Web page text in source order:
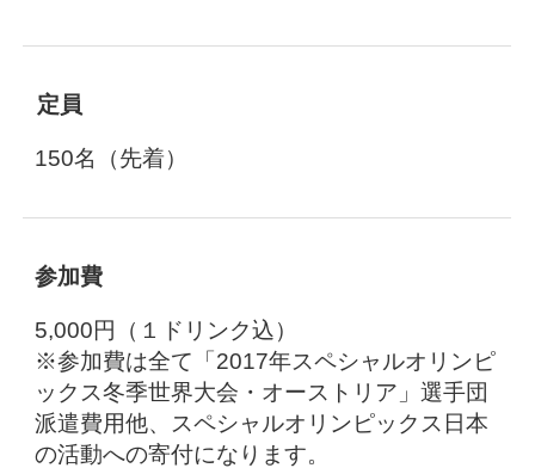
定員
150名（先着）
参加費
5,000円（１ドリンク込）
※参加費は全て「2017年スペシャルオリンピ
ックス冬季世界大会・オーストリア」選手団
派遣費用他、スペシャルオリンピックス日本
の活動への寄付になります。